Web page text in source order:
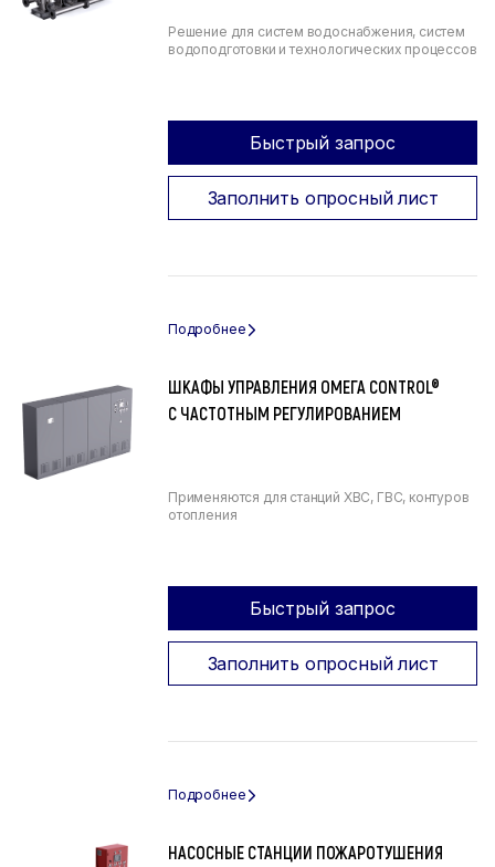
Решение для систем водоснабжения, систем
водоподготовки и технологических процессов
Быстрый запрос
Заполнить опросный лист
ШКАФЫ УПРАВЛЕНИЯ ОМЕГА CONTROL®
С ЧАСТОТНЫМ РЕГУЛИРОВАНИЕМ
Применяются для станций ХВС, ГВС, контуров
отопления
Быстрый запрос
Заполнить опросный лист
НАСОСНЫЕ СТАНЦИИ ПОЖАРОТУШЕНИЯ